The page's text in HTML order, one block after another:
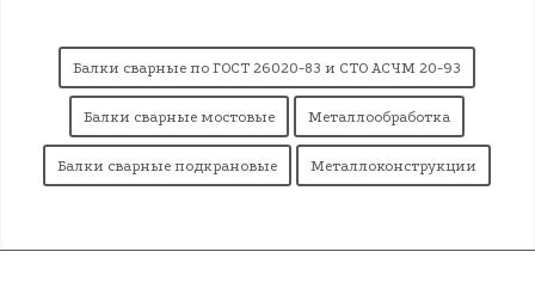
Балки сварные по ГОСТ 26020-83 и СТО АСЧМ 20-93
Балки сварные мостовые Металлообработка
Балки сварные подкрановые Металлоконструкции